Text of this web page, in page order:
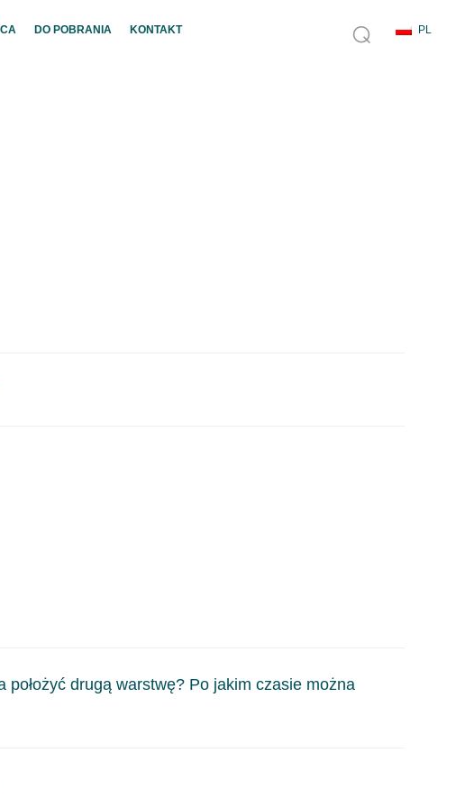
DO POBRANIA KONTAKT
drugą warstwę? Po jakim czasie można
zależne od temperatury i wilgotności – ok. 10 min., lub jeśli